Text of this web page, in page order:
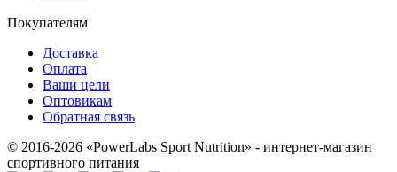
Покупателям
Доставка
Оплата
Ваши цели
Оптовикам
Обратная связь
© 2016-2026 «PowerLabs Sport Nutrition» - интернет-магазин
спортивного питания